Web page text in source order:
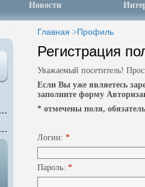
Новости
Главная > Профиль
Регистрация
Уважаемый посетитель!
Если Вы уже являетесь
заполните форму
* отмечены поля,
Логин: *
Пароль: *